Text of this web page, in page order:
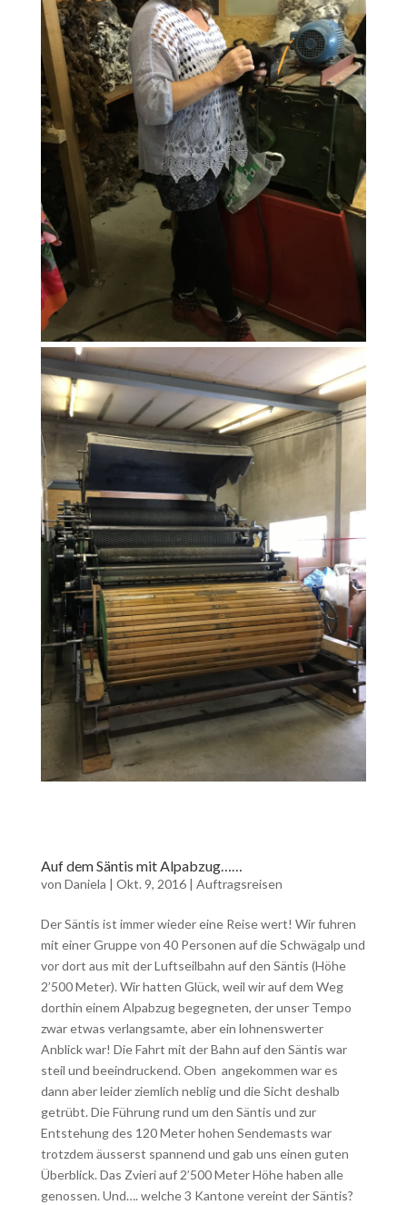
Auf dem Säntis mit Alpabzug……
von Daniela | Okt. 9, 2016| Auftragsreisen
Der Säntis ist immer wieder eine Reise wert! Wir fuhren
mit einer Gruppe von 40 Personen auf die Schwägalp und
vor dort aus mit der Luftseilbahn auf den Säntis (Höhe
2’500 Meter). Wir hatten Glück, weil wir auf dem Weg
dorthin einem Alpabzug begegneten, der unser Tempo
zwar etwas verlangsamte, aber ein lohnenswerter
Anblick war! Die Fahrt mit der Bahn auf den Säntis war
steil und beeindruckend. Oben angekommen war es
dann aber leider ziemlich neblig und die Sicht deshalb
getrübt. Die Führung rund um den Säntis und zur
Entstehung des 120 Meter hohen Sendemasts war
trotzdem äusserst spannend und gab uns einen guten
Überblick. Das Zvieri auf 2’500 Meter Höhe haben alle
genossen. Und…. welche 3 Kantone vereint der Säntis?